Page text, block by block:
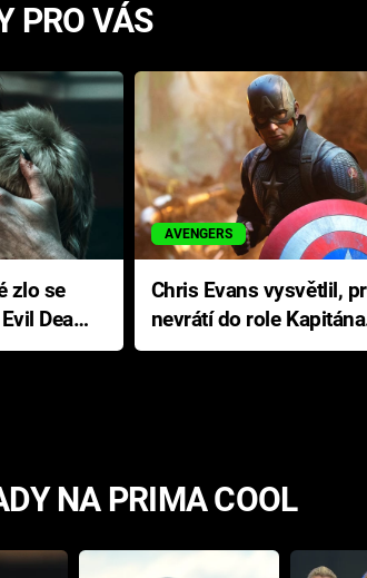
PRO VÁS
Dead
AVENGERS
Chris Evans vysvětlil,
nevrátí do role Kapitána
Ameriky
NA PRIMA COOL